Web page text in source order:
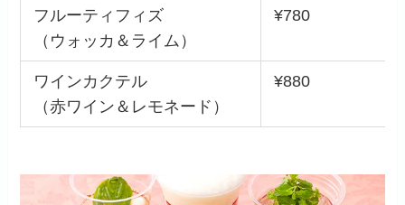
フルーティフィズ
（ウォッカ＆ライム）
¥780
ワインカクテル
（赤ワイン＆レモネード）
¥880